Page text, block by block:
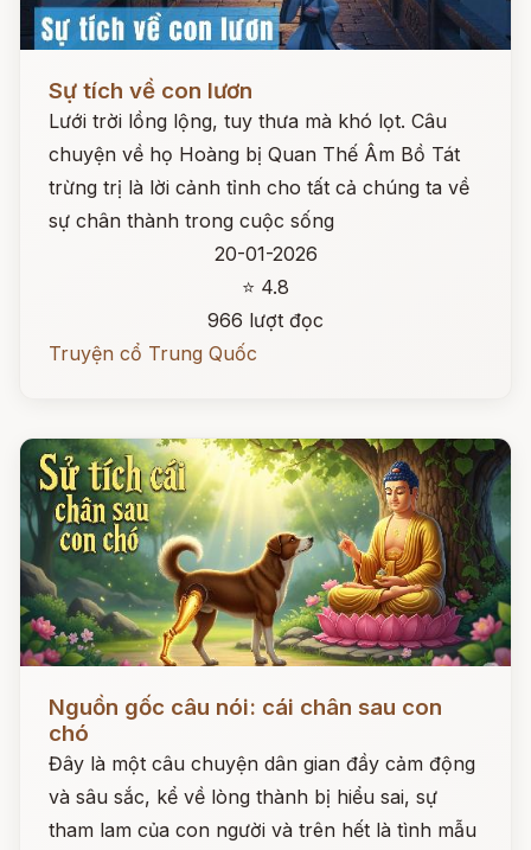
Sự tích về con lươn
Lưới trời lồng lộng, tuy thưa mà khó lọt. Câu
chuyện về họ Hoàng bị Quan Thế Âm Bồ Tát
trừng trị là lời cảnh tỉnh cho tất cả chúng ta về
sự chân thành trong cuộc sống
20-01-2026
⭐ 4.8
966 lượt đọc
Truyện cổ Trung Quốc
Đọc ngay
Nguồn gốc câu nói: cái chân sau con
chó
Đây là một câu chuyện dân gian đầy cảm động
và sâu sắc, kể về lòng thành bị hiểu sai, sự
tham lam của con người và trên hết là tình mẫu